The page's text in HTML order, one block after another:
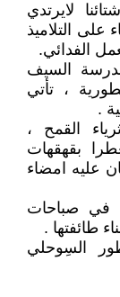
لايرتدي
على التلاميذ
الفدائي.
السيف
، تأتي
.
القمح ،
بقهقهات
عليه امضاء
في صباحات
طائفتها .
السِوحلي